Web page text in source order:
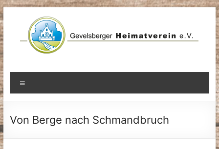
Zum
Inhalt
springen
Von Berge nach Schmandbruch